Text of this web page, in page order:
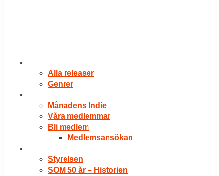
Alla releaser
Genrer
Månadens Indie
Våra medlemmar
Bli medlem
Medlemsansökan
Styrelsen
SOM 50 år – Historien